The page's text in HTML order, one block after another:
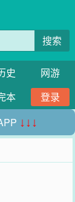
搜索
史
网游
本
登录
↓↓↓